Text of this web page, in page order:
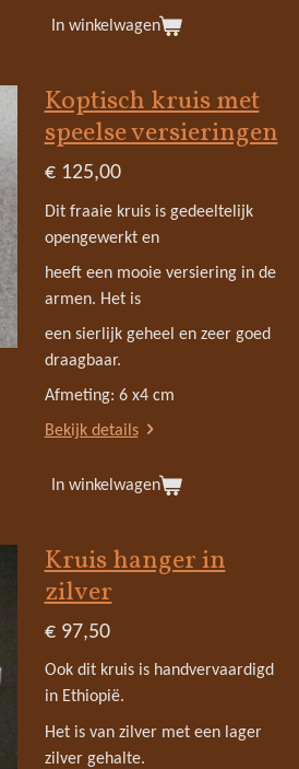
In winkelwagen
Koptisch kruis met
speelse versieringen
€ 125,00
Dit fraaie kruis is gedeeltelijk
opengewerkt en
heeft een mooie versiering in de
armen. Het is
een sierlijk geheel en zeer goed
draagbaar.
Afmeting: 6 x4 cm
Bekijk details
In winkelwagen
Kruis hanger in
zilver
€ 97,50
Ook dit kruis is handvervaardigd
in Ethiopië.
Het is van zilver met een lager
zilver gehalte.